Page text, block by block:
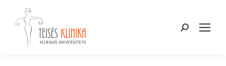
Paieška: